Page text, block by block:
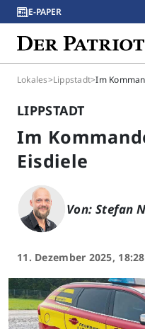
E-PAPER
Lokales>Lippstadt>Im
LIPPSTADT
Im
Eisdiele
Von: Stefan
11. Dezember 2025,